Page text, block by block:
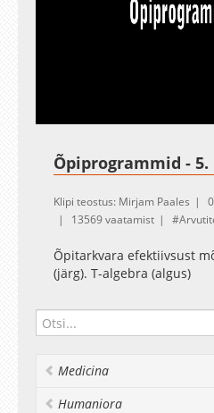
0.00%
Õpiprogrammid - 5.
Klipi teostus: Mirjam Paales
13569 vaatamist
Õpitarkvara efektiivsust
(järg). T-algebra (algus)
Medicina
Humaniora